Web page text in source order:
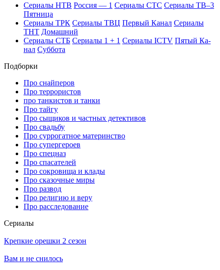
Се­риа­лы НТВ Рос­сия — 1 Се­риа­лы СТС Се­риа­лы ТВ–3
Пят­ни­ца
Се­риа­лы ТРК Се­риа­лы ТВЦ Пер­вый Ка­нал Се­риа­лы
ТНТ До­маш­ний
Се­риа­лы СТБ Се­риа­лы 1 + 1 Се­риа­лы ICTV Пя­тый Ка­
нал Суб­бо­та
Подборки
Про снайперов
Про террористов
про танкистов и танки
Про тайгу
Про сыщиков и частных детективов
Про свадьбу
Про суррогатное материнство
Про супергероев
Про спецназ
Про спасателей
Про сокровища и клады
Про сказочные миры
Про развод
Про религию и веру
Про расследование
Се­риа­лы
Крепкие орешки 2 сезон
Вам и не снилось